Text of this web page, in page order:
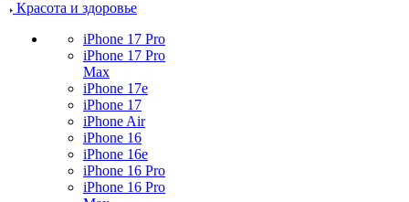
Красота и здоровье
iPhone 17 Pro
iPhone 17 Pro
Max
iPhone 17e
iPhone 17
iPhone Air
iPhone 16
iPhone 16e
iPhone 16 Pro
iPhone 16 Pro